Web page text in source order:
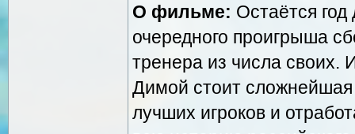
О фильме: Остаётся
очередного проигрыша
тренера из числа своих.
Димой стоит сложнейшая
лучших игроков и